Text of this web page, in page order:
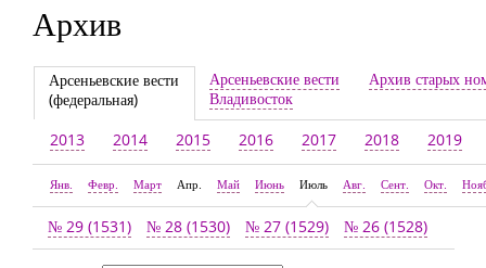
Архив
Арсеньевские вести
(федеральная)
Арсеньевские вести
Владивосток
Архив старых
2013 2014 2015 2016 2017 2018 2019
Янв. Февр. Март Апр. Май Июнь Июль Авг. Сент. Окт.
№ 29 (1531) № 28 (1530) № 27 (1529) № 26 (1528)